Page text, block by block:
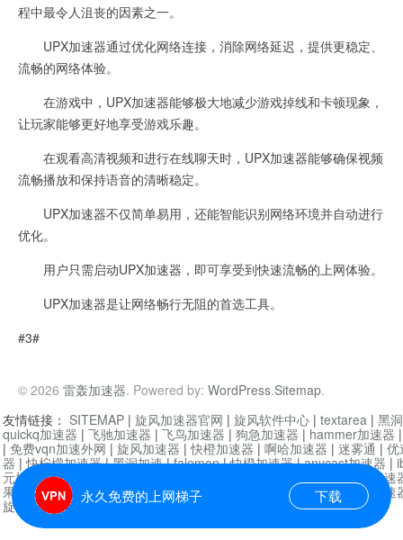
程中最令人沮丧的因素之一。
UPX加速器通过优化网络连接，消除网络延迟，提供更稳定、
流畅的网络体验。
在游戏中，UPX加速器能够极大地减少游戏掉线和卡顿现象，
让玩家能够更好地享受游戏乐趣。
在观看高清视频和进行在线聊天时，UPX加速器能够确保视频
流畅播放和保持语音的清晰稳定。
UPX加速器不仅简单易用，还能智能识别网络环境并自动进行
优化。
用户只需启动UPX加速器，即可享受到快速流畅的上网体验。
UPX加速器是让网络畅行无阻的首选工具。
#3#
© 2026 雷轰加速器. Powered by: WordPress.Sitemap.
永久免费的上网梯子 下载
友情链接： SITEMAP | 旋风加速器官网 | 旋风软件中心 | textarea | 黑
quickq加速器 | 飞驰加速器 | 飞鸟加速器 | 狗急加速器 | hammer加速器
| 免费vqn加速外网 | 旋风加速器 |快橙加速器 | 啊哈加速器 | 迷雾通 | 优
器 |快柠檬加速器|黑洞加速|falemon|快橙加速器|anycast加速器 |
元机场加速器
小牛加速
果加速器|黑洞加速|银河加速器|猎豹加速器 海鸥加速器|
芒果加速
旋风加速器度器|哔咔漫画|PicACG